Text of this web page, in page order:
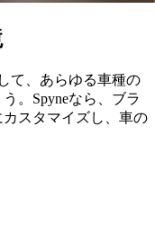
て、あらゆる車種の
。Spyneなら、ブラ
スタマイズし、車の